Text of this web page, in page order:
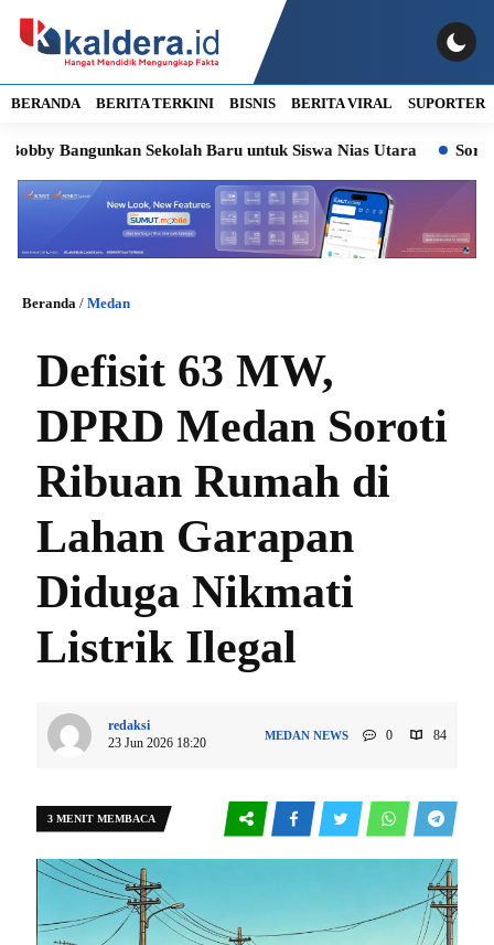
BERANDA BERITA TERKINI BISNIS BERITA VIRAL SUPORTER
Sekolah Baru untuk Siswa Nias Utara Soroti Kasus
Beranda / Medan
Defisit 63 MW,
DPRD Medan Soroti
Ribuan Rumah di
Lahan Garapan
Diduga Nikmati
Listrik Ilegal
redaksi
23 Jun 2026 18:20
MEDAN NEWS 0 84
3 MENIT MEMBACA